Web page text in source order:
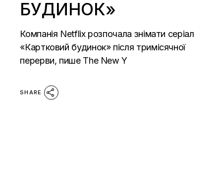
БУДИНОК»
Компанія Netflix розпочала знімати серіал
«Картковий будинок» після тримісячної
перерви, пише The New Y
SHARE